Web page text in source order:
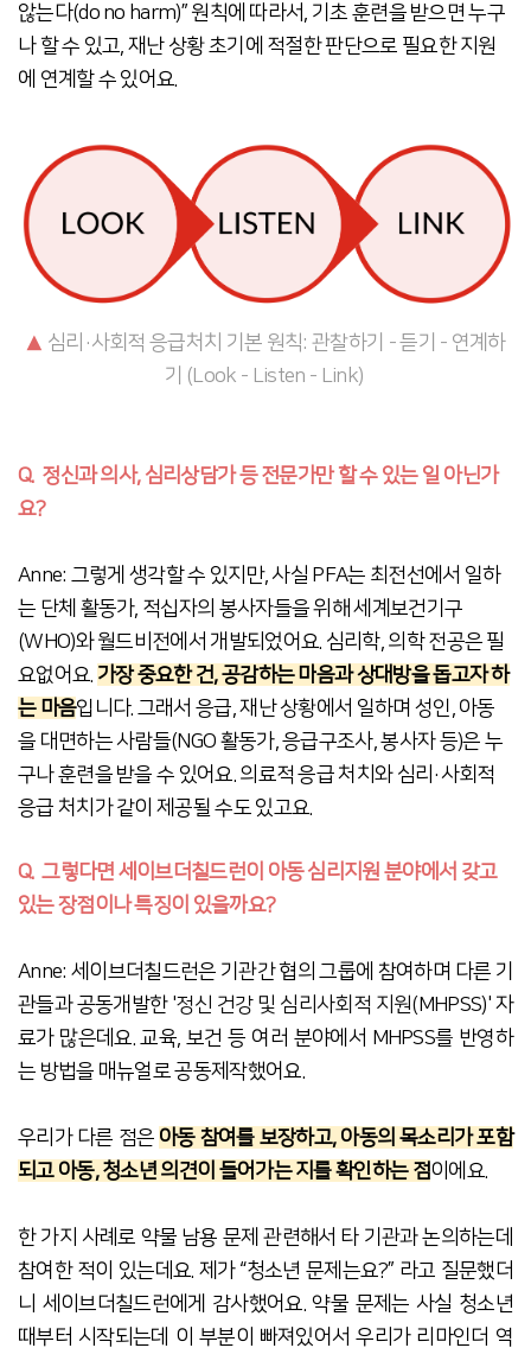
않는다(do no harm)” 원칙에 따라서, 기초 훈련을 받으면 누구
나 할 수 있고, 재난 상황 초기에 적절한 판단으로 필요한 지원
에 연계할 수 있어요.
▲ 심리·사회적 응급처치 기본 원칙: 관찰하기 - 듣기 - 연계하
기 (Look - Listen - Link)
Q. 정신과 의사, 심리상담가 등 전문가만 할 수 있는 일 아닌가
요?
Anne: 그렇게 생각할 수 있지만, 사실 PFA는 최전선에서 일하
는 단체 활동가, 적십자의 봉사자들을 위해 세계보건기구
(WHO)와 월드비전에서 개발되었어요. 심리학, 의학 전공은 필
요없어요. 가장 중요한 건, 공감하는 마음과 상대방을 돕고자 하
는 마음입니다. 그래서 응급, 재난 상황에서 일하며 성인, 아동
을 대면하는 사람들(NGO 활동가, 응급구조사, 봉사자 등)은 누
구나훈련을 받을 수 있어요. 의료적 응급 처치와 심리·사회적
응급 처치가 같이 제공될 수도 있고요.
Q. 그렇다면 세이브더칠드런이 아동 심리지원 분야에서 갖고
있는 장점이나 특징이 있을까요?
Anne: 세이브더칠드런은 기관간 협의 그룹에 참여하며 다른 기
관들과 공동개발한 '정신 건강 및 심리사회적 지원( MHPSS)' 자
료가 많은데요. 교육, 보건 등 여러 분야에서 MHPSS를 반영하
는 방법을 매뉴얼로 공동제작했어요.
우리가 다른 점은 아동 참여를 보장하고, 아동의 목소리가 포함
되고 아동, 청소년 의견이 들어가는 지를 확인하는 점이에요.
한 가지 사례로 약물 남용 문제 관련해서 타 기관과 논의하는데
참여한 적이 있는데요. 제가 “청소년 문제는요?” 라고 질문했더
니 세이브더칠드런에게 감사했어요. 약물 문제는 사실 청소년
때부터 시작되는데 이 부분이 빠져있어서 우리가 리마인더 역